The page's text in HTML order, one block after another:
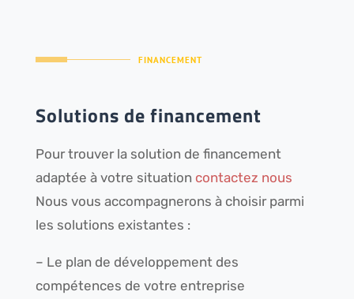
FINANCEMENT
Solutions de financement
Pour trouver la solution de financement
adaptée à votre situation contactez nous
Nous vous accompagnerons à choisir parmi
les solutions existantes :
– Le plan de développement des
compétences de votre entreprise